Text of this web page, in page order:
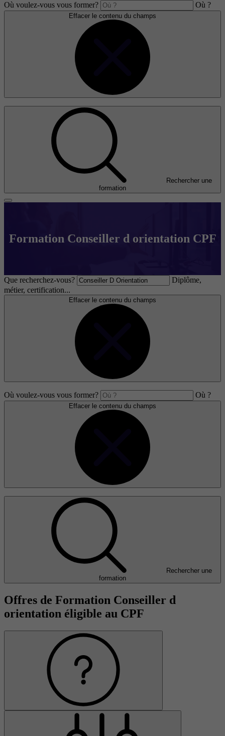
Où voulez-vous vous former? Où ?
Effacer le contenu du champs
Rechercher une
formation
Formation Conseiller d orientation CPF
Que recherchez-vous?
Diplôme,
métier, certification...
Effacer le contenu du champs
Où voulez-vous vous former? Où ?
Effacer le contenu du champs
Rechercher une
formation
Offres de Formation Conseiller d
orientation éligible au CPF